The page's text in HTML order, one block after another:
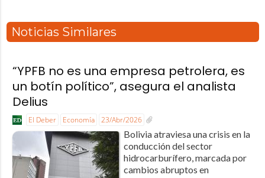
Noticias Similares
“YPFB no es una empresa petrolera, es
un botín político”, asegura el analista
Delius
El Deber Economía 23/Abr/2026
Bolivia atraviesa una crisis en la
conducción del sector
hidrocarburífero, marcada por
cambios abruptos en